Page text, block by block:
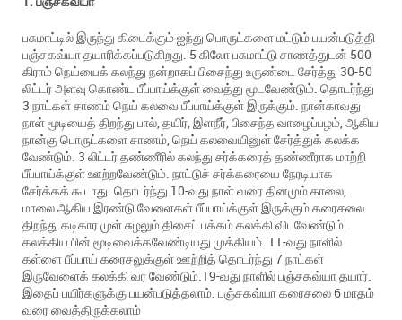
பசுமாட்டில் இருந்து கிடைக்கும் ஐந்து பொருட்களை மட்டும் பயன்படுத்தி
பஞ்சகவ்யா தயாரிக்கப்படுகிறது. 5 கிலோ பசுமாட்டு சாணத்துடன் 500
கிராம் நெய்யைக் கலந்து நன்றாகப் பிசைந்து உருண்டை சேர்த்து 30-50
லிட்டர் அளவு கொண்ட பீப்பாய்க்குள் வைத்து மூடவேண்டும். தொடர்ந்து
3 நாட்கள் சாணம் நெய் கலவை பீப்பாய்க்குள் இருக்கும். நான்காவது
நாள் மூடியைத் திறந்து பால், தயிர், இளநீர், பிசைந்த வாழைப்பழம், ஆகிய
நான்கு பொருட்களை சாணம், நெய் கலவையினுள் சேர்த்துக் கலக்க
வேண்டும். 3 லிட்டர் தண்ணீரில் கலந்து சர்க்கரைத் தண்ணீராக மாற்றி
பீப்பாய்க்குள் ஊற்றவேண்டும். நாட்டுச் சர்க்கரையை நேரடியாக
சேர்க்கக் கூடாது. தொடர்ந்து 10-வது நாள் வரை தினமும் காலை,
மாலை ஆகிய இரண்டு வேளைகள் பீப்பாய்க்குள் இருக்கும் கரைசலை
திறந்து கடிகார முள் சுழலும் திசைப் பக்கம் கலக்கி விடவேண்டும்.
கலக்கிய பின் மூடிவைக்கவேண்டியது முக்கியம். 11-வது நாளில்
கள்ளை பீப்பாய் கரைசலுக்குள் ஊற்றித் தொடர்ந்து 7 நாட்கள்
இருவேளைக் கலக்கி வர வேண்டும்.19-வது நாளில் பஞ்சகவ்யா தயார்.
இதைப் பயிர்களுக்கு பயன்படுத்தலாம். பஞ்சகவ்யா கரைசலை 6 மாதம்
வரை வைத்திருக்கலாம்